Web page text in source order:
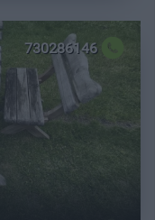
730286146